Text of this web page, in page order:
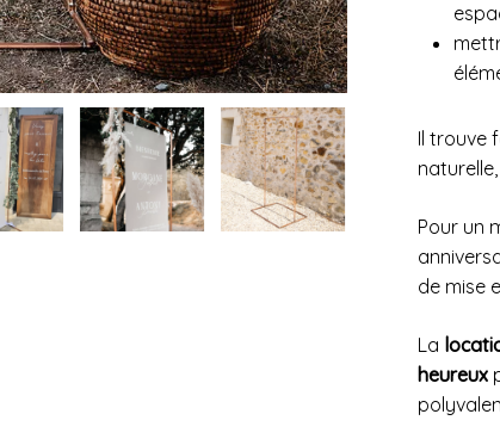
Il trouve
Pour un
de mise
La
heureux